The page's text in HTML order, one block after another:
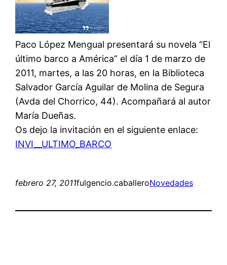
Paco López Mengual presentará su novela “El
último barco a América” el día 1 de marzo de
2011, martes, a las 20 horas, en la Biblioteca
Salvador García Aguilar de Molina de Segura
(Avda del Chorrico, 44). Acompañará al autor
María Dueñas.
Os dejo la invitación en el siguiente enlace:
INVI__ULTIMO_BARCO
febrero 27, 2011fulgencio.caballeroNovedades